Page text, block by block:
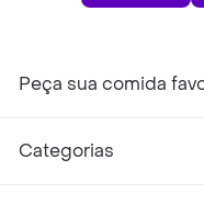
Peça sua comida
Categorias